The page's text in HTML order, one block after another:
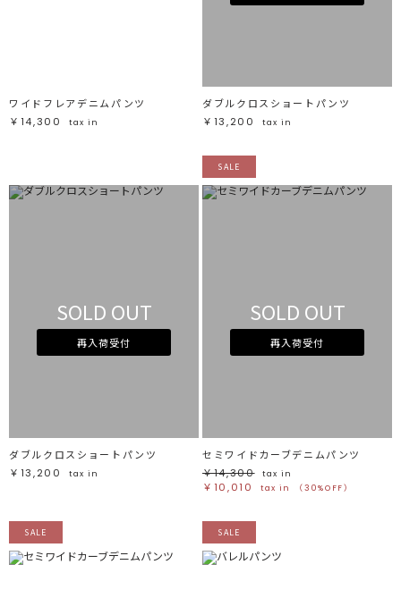
ワイドフレアデニムパンツ
￥14,300
tax in
ダブルクロスショートパンツ
￥13,200
tax in
SOLD OUT
再入荷受付
ダブルクロスショートパンツ
￥13,200
tax in
SALE
SOLD OUT
再入荷受付
セミワイドカーブデニムパンツ
￥14,300
tax in
￥10,010 tax in （30%OFF）
SALE SALE